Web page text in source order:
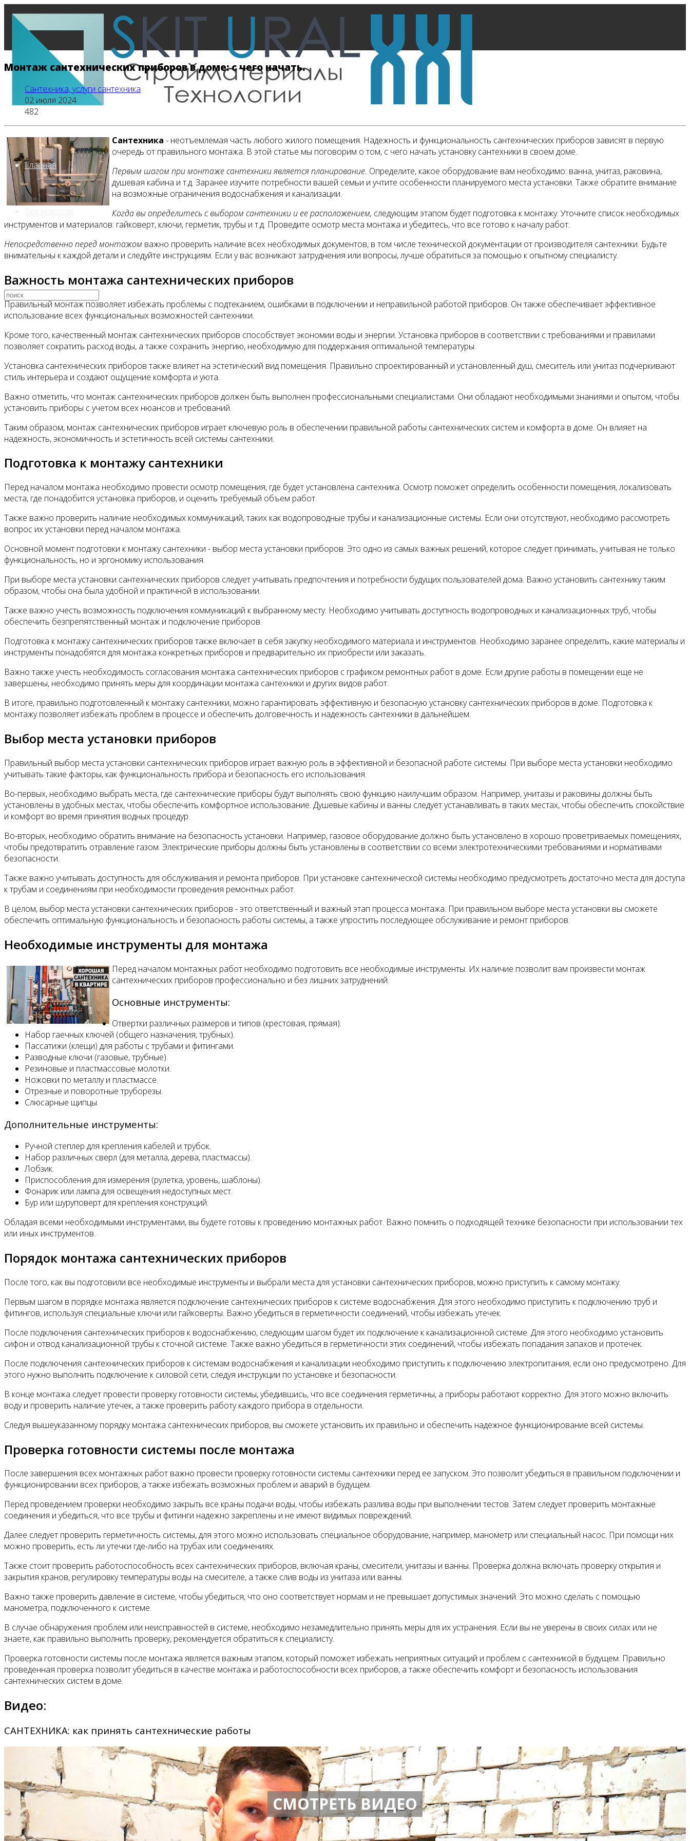
Главная
Видео
Монтаж сантехнических приборов в доме: с чего начать.
Сантехника, услуги сантехника
02 июля 2024
482
Сантехника - неотъемлемая часть любого жилого помещения. Надежность и функциональность сантехнических приборов зависят в первую
очередь от правильного монтажа. В этой статье мы поговорим о том, с чего начать установку сантехники в своем доме.
Первым шагом при монтаже сантехники является планирование. Определите, какое оборудование вам необходимо: ванна, унитаз, раковина,
душевая кабина и т.д. Заранее изучите потребности вашей семьи и учтите особенности планируемого места установки. Также обратите внимание
на возможные ограничения водоснабжения и канализации.
Когда вы определитесь с выбором сантехники и ее расположением, следующим этапом будет подготовка к монтажу. Уточните список необходимых
инструментов и материалов: гайковерт, ключи, герметик, трубы и т.д. Проведите осмотр места монтажа и убедитесь, что все готово к началу работ.
Непосредственно перед монтажом важно проверить наличие всех необходимых документов, в том числе технической документации от производителя сантехники. Будьте
внимательны к каждой детали и следуйте инструкциям. Если у вас возникают затруднения или вопросы, лучше обратиться за помощью к опытному специалисту.
Важность монтажа сантехнических приборов
Правильный монтаж позволяет избежать проблемы с подтеканием, ошибками в подключении и неправильной работой приборов. Он также обеспечивает эффективное
использование всех функциональных возможностей сантехники.
Кроме того, качественный монтаж сантехнических приборов способствует экономии воды и энергии. Установка приборов в соответствии с требованиями и правилами
позволяет сократить расход воды, а также сохранить энергию, необходимую для поддержания оптимальной температуры.
Установка сантехнических приборов также влияет на эстетический вид помещения. Правильно спроектированный и установленный душ, смеситель или унитаз подчеркивают
стиль интерьера и создают ощущение комфорта и уюта.
Важно отметить, что монтаж сантехнических приборов должен быть выполнен профессиональными специалистами. Они обладают необходимыми знаниями и опытом, чтобы
установить приборы с учетом всех нюансов и требований.
Таким образом, монтаж сантехнических приборов играет ключевую роль в обеспечении правильной работы сантехнических систем и комфорта в доме. Он влияет на
надежность, экономичность и эстетичность всей системы сантехники.
Подготовка к монтажу сантехники
Перед началом монтажа необходимо провести осмотр помещения, где будет установлена сантехника. Осмотр поможет определить особенности помещения, локализовать
места, где понадобится установка приборов, и оценить требуемый объем работ.
Также важно проверить наличие необходимых коммуникаций, таких как водопроводные трубы и канализационные системы. Если они отсутствуют, необходимо рассмотреть
вопрос их установки перед началом монтажа.
Основной момент подготовки к монтажу сантехники - выбор места установки приборов. Это одно из самых важных решений, которое следует принимать, учитывая не только
функциональность, но и эргономику использования.
При выборе места установки сантехнических приборов следует учитывать предпочтения и потребности будущих пользователей дома. Важно установить сантехнику таким
образом, чтобы она была удобной и практичной в использовании.
Также важно учесть возможность подключения коммуникаций к выбранному месту. Необходимо учитывать доступность водопроводных и канализационных труб, чтобы
обеспечить безпрепятственный монтаж и подключение приборов.
Подготовка к монтажу сантехнических приборов также включает в себя закупку необходимого материала и инструментов. Необходимо заранее определить, какие материалы и
инструменты понадобятся для монтажа конкретных приборов и предварительно их приобрести или заказать.
Важно также учесть необходимость согласования монтажа сантехнических приборов с графиком ремонтных работ в доме. Если другие работы в помещении еще не
завершены, необходимо принять меры для координации монтажа сантехники и других видов работ.
В итоге, правильно подготовленный к монтажу сантехники, можно гарантировать эффективную и безопасную установку сантехнических приборов в доме. Подготовка к
монтажу позволяет избежать проблем в процессе и обеспечить долговечность и надежность сантехники в дальнейшем.
Выбор места установки приборов
Правильный выбор места установки сантехнических приборов играет важную роль в эффективной и безопасной работе системы. При выборе места установки необходимо
учитывать такие факторы, как функциональность прибора и безопасность его использования.
Во-первых, необходимо выбрать места, где сантехнические приборы будут выполнять свою функцию наилучшим образом. Например, унитазы и раковины должны быть
установлены в удобных местах, чтобы обеспечить комфортное использование. Душевые кабины и ванны следует устанавливать в таких местах, чтобы обеспечить спокойствие
и комфорт во время принятия водных процедур.
Во-вторых, необходимо обратить внимание на безопасность установки. Например, газовое оборудование должно быть установлено в хорошо проветриваемых помещениях,
чтобы предотвратить отравление газом. Электрические приборы должны быть установлены в соответствии со всеми электротехническими требованиями и нормативами
безопасности.
Также важно учитывать доступность для обслуживания и ремонта приборов. При установке сантехнической системы необходимо предусмотреть достаточно места для доступа
к трубам и соединениям при необходимости проведения ремонтных работ.
В целом, выбор места установки сантехнических приборов - это ответственный и важный этап процесса монтажа. При правильном выборе места установки вы сможете
обеспечить оптимальную функциональность и безопасность работы системы, а также упростить последующее обслуживание и ремонт приборов.
Необходимые инструменты для монтажа
Перед началом монтажных работ необходимо подготовить все необходимые инструменты. Их наличие позволит вам произвести монтаж
сантехнических приборов профессионально и без лишних затруднений.
Основные инструменты:
Отвертки различных размеров и типов (крестовая, прямая).
Набор гаечных ключей (общего назначения, трубных).
Пассатижи (клещи) для работы с трубами и фитингами.
Разводные ключи (газовые, трубные).
Резиновые и пластмассовые молотки.
Ножовки по металлу и пластмассе.
Отрезные и поворотные труборезы.
Слюсарные щипцы.
Дополнительные инструменты:
Ручной степлер для крепления кабелей и трубок.
Набор различных сверл (для металла, дерева, пластмассы).
Лобзик.
Приспособления для измерения (рулетка, уровень, шаблоны).
Фонарик или лампа для освещения недоступных мест.
Бур или шуруповерт для крепления конструкций.
Обладая всеми необходимыми инструментами, вы будете готовы к проведению монтажных работ. Важно помнить о подходящей технике безопасности при использовании тех
или иных инструментов.
Порядок монтажа сантехнических приборов
После того, как вы подготовили все необходимые инструменты и выбрали места для установки сантехнических приборов, можно приступить к самому монтажу.
Первым шагом в порядке монтажа является подключение сантехнических приборов к системе водоснабжения. Для этого необходимо приступить к подключению труб и
фитингов, используя специальные ключи или гайковерты. Важно убедиться в герметичности соединений, чтобы избежать утечек.
После подключения сантехнических приборов к водоснабжению, следующим шагом будет их подключение к канализационной системе. Для этого необходимо установить
сифон и отвод канализационной трубы к сточной системе. Также важно убедиться в герметичности этих соединений, чтобы избежать попадания запахов и протечек.
После подключения сантехнических приборов к системам водоснабжения и канализации необходимо приступить к подключению электропитания, если оно предусмотрено. Для
этого нужно выполнить подключение к силовой сети, следуя инструкции по установке и безопасности.
В конце монтажа следует провести проверку готовности системы, убедившись, что все соединения герметичны, а приборы работают корректно. Для этого можно включить
воду и проверить наличие утечек, а также проверить работу каждого прибора в отдельности.
Следуя вышеуказанному порядку монтажа сантехнических приборов, вы сможете установить их правильно и обеспечить надежное функционирование всей системы.
Проверка готовности системы после монтажа
После завершения всех монтажных работ важно провести проверку готовности системы сантехники перед ее запуском. Это позволит убедиться в правильном подключении и
функционировании всех приборов, а также избежать возможных проблем и аварий в будущем.
Перед проведением проверки необходимо закрыть все краны подачи воды, чтобы избежать разлива воды при выполнении тестов. Затем следует проверить монтажные
соединения и убедиться, что все трубы и фитинги надежно закреплены и не имеют видимых повреждений.
Далее следует проверить герметичность системы, для этого можно использовать специальное оборудование, например, манометр или специальный насос. При помощи них
можно проверить, есть ли утечки где-либо на трубах или соединениях.
Также стоит проверить работоспособность всех сантехнических приборов, включая краны, смесители, унитазы и ванны. Проверка должна включать проверку открытия и
закрытия кранов, регулировку температуры воды на смесителе, а также слив воды из унитаза или ванны.
Важно также проверить давление в системе, чтобы убедиться, что оно соответствует нормам и не превышает допустимых значений. Это можно сделать с помощью
манометра, подключенного к системе.
В случае обнаружения проблем или неисправностей в системе, необходимо незамедлительно принять меры для их устранения. Если вы не уверены в своих силах или не
знаете, как правильно выполнить проверку, рекомендуется обратиться к специалисту.
Проверка готовности системы после монтажа является важным этапом, который поможет избежать неприятных ситуаций и проблем с сантехникой в будущем. Правильно
проведенная проверка позволит убедиться в качестве монтажа и работоспособности всех приборов, а также обеспечить комфорт и безопасность использования
сантехнических систем в доме.
Видео:
САНТЕХНИКА: как принять сантехнические работы
СМОТРЕТЬ ВИДЕО